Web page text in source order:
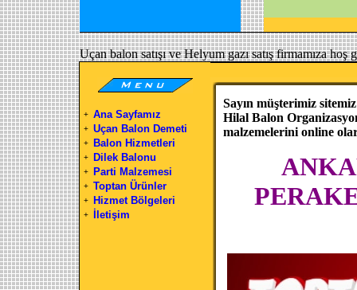
Uçan balon satışı ve Helyum gazı satış firmamıza
+ Ana Sayfamız
+ Uçan Balon Demeti
+ Balon Hizmetleri
+ Dilek Balonu
+ Parti Malzemesi
+ Toptan Ürünler
+ Hizmet Bölgeleri
+ İletişim
Sayın müşterimiz
Hilal Balon
malzemelerini online